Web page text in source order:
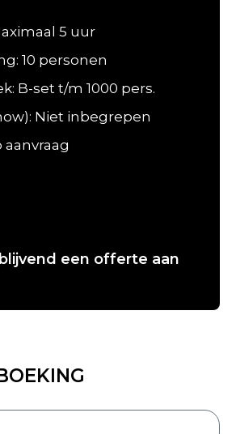
5 uur
10 personen
B-set t/m 1000 pers.
Niet inbegrepen
aanvraag
een offerte aan